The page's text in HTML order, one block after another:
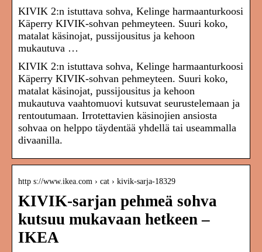
KIVIK 2:n istuttava sohva, Kelinge harmaanturkoosi
Käperry KIVIK-sohvan pehmeyteen. Suuri koko,
matalat käsinojat, pussijousitus ja kehoon
mukautuva …
KIVIK 2:n istuttava sohva, Kelinge harmaanturkoosi
Käperry KIVIK-sohvan pehmeyteen. Suuri koko,
matalat käsinojat, pussijousitus ja kehoon
mukautuva vaahtomuovi kutsuvat seurustelemaan ja
rentoutumaan. Irrotettavien käsinojien ansiosta
sohvaa on helppo täydentää yhdellä tai useammalla
divaanilla.
http s://www.ikea.com › cat › kivik-sarja-18329
KIVIK-sarjan pehmeä sohva
kutsuu mukavaan hetkeen –
IKEA